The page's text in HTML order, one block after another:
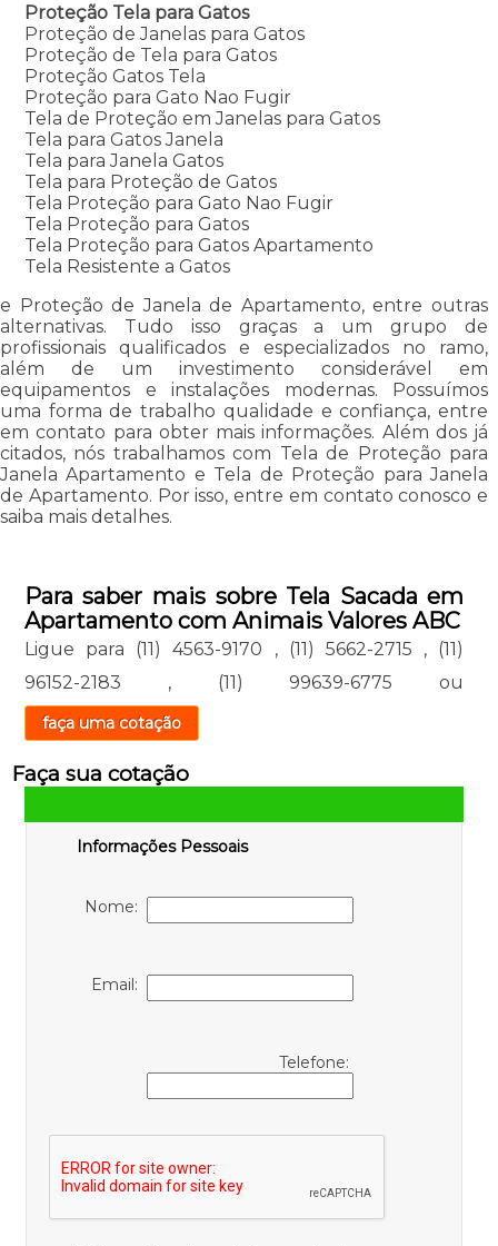
Proteção Tela para Gatos
Proteção de Janelas para Gatos
Proteção de Tela para Gatos
Proteção Gatos Tela
Proteção para Gato Nao Fugir
Tela de Proteção em Janelas para Gatos
Tela para Gatos Janela
Tela para Janela Gatos
Tela para Proteção de Gatos
Tela Proteção para Gato Nao Fugir
Tela Proteção para Gatos
Tela Proteção para Gatos Apartamento
Tela Resistente a Gatos
e Proteção de Janela de Apartamento, entre outras
alternativas. Tudo isso graças a um grupo de
profissionais qualificados e especializados no ramo,
além de um investimento considerável em
equipamentos e instalações modernas. Possuímos
uma forma de trabalho qualidade e confiança, entre
em contato para obter mais informações. Além dos já
citados, nós trabalhamos com Tela de Proteção para
Janela Apartamento e Tela de Proteção para Janela
de Apartamento. Por isso, entre em contato conosco e
saiba mais detalhes.
Para saber mais sobre Tela Sacada em
Apartamento com Animais Valores ABC
Ligue para (11) 4563-9170 , (11) 5662-2715 , (11)
96152-2183
, (11) 99639-6775 ou
faça uma cotação
Faça sua cotação
Informações Pessoais
Nome:
Email:
Telefone: